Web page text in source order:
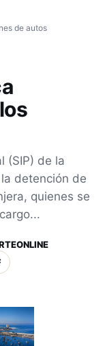
de autos
(SIP) de la
detención de
quienes se